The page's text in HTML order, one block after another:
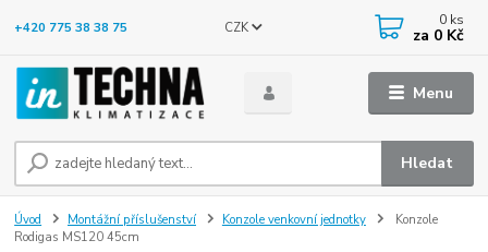
Menu
CZK
Hledat
+420 775 38 38 75 0 ks
za 0 Kč
Úvod Montážní příslušenství Konzole venkovní jednotky
Konzole
Rodigas MS120 45cm